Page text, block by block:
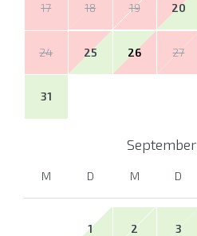
17 18 19 20
24 25 26 27
31
September
M D M D
1 2 3